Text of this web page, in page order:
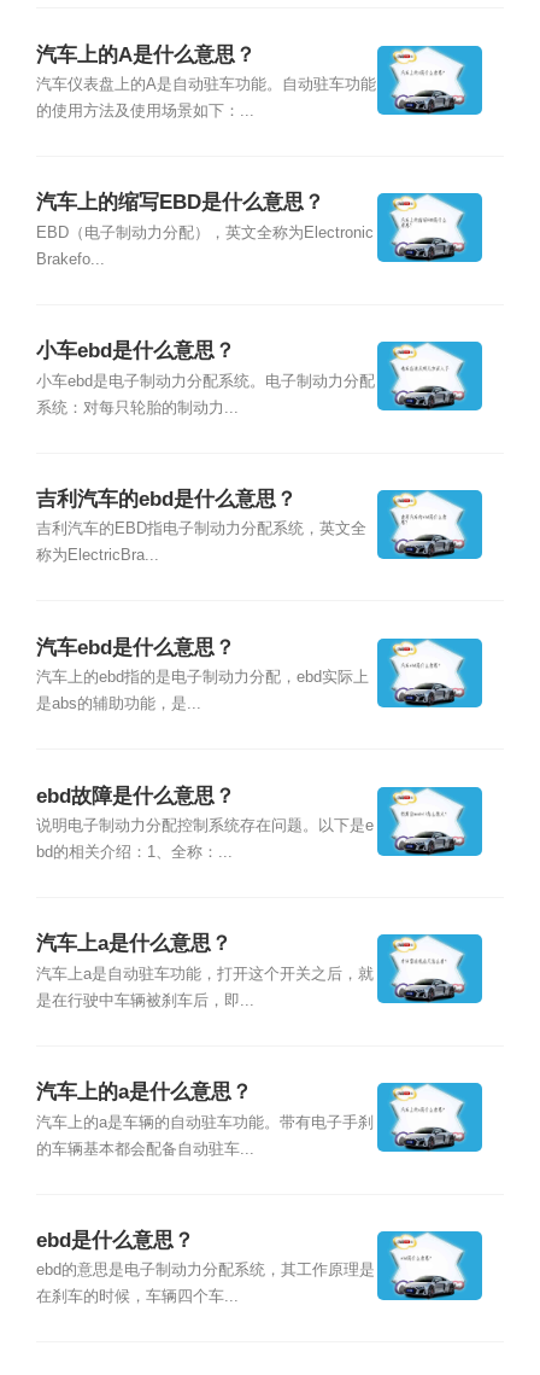
汽车上的A是什么意思？
汽车仪表盘上的A是自动驻车功能。自动驻车功能
的使用方法及使用场景如下：...
汽车上的缩写EBD是什么意思？
EBD（电子制动力分配），英文全称为Electronic
Brakefo...
小车ebd是什么意思？
小车ebd是电子制动力分配系统。电子制动力分配
系统：对每只轮胎的制动力...
吉利汽车的ebd是什么意思？
吉利汽车的EBD指电子制动力分配系统，英文全
称为ElectricBra...
汽车ebd是什么意思？
汽车上的ebd指的是电子制动力分配，ebd实际上
是abs的辅助功能，是...
ebd故障是什么意思？
说明电子制动力分配控制系统存在问题。以下是e
bd的相关介绍：1、全称：...
汽车上a是什么意思？
汽车上a是自动驻车功能，打开这个开关之后，就
是在行驶中车辆被刹车后，即...
汽车上的a是什么意思？
汽车上的a是车辆的自动驻车功能。带有电子手刹
的车辆基本都会配备自动驻车...
ebd是什么意思？
ebd的意思是电子制动力分配系统，其工作原理是
在刹车的时候，车辆四个车...